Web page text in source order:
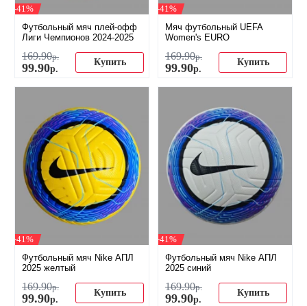
-41%
Футбольный мяч плей-офф
Лиги Чемпионов 2024-2025
169.90р.
99.90р.
Купить
-41%
Мяч футбольный UEFA
Women's EURO
169.90р.
99.90р.
Купить
-41%
Футбольный мяч Nike АПЛ
2025 желтый
169.90р.
99.90р.
Купить
-41%
Футбольный мяч Nike АПЛ
2025 синий
169.90р.
99.90р.
Купить